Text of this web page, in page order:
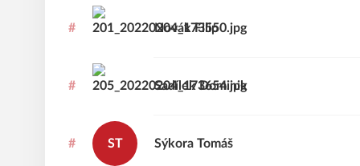
# Filip
Novák
# Dominik
Sadílek
# ST Tomáš
Sýkora